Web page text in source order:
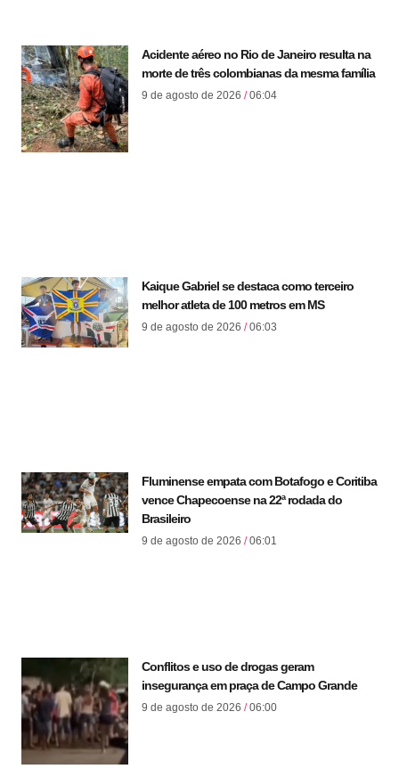
Acidente aéreo no Rio de Janeiro resulta na
morte de três colombianas da mesma família
9 de agosto de 2026 06:04
Kaique Gabriel se destaca como terceiro
melhor atleta de 100 metros em MS
9 de agosto de 2026 06:03
Fluminense empata com Botafogo e Coritiba
vence Chapecoense na 22ª rodada do
Brasileiro
9 de agosto de 2026 06:01
Conflitos e uso de drogas geram
insegurança em praça de Campo Grande
9 de agosto de 2026 06:00